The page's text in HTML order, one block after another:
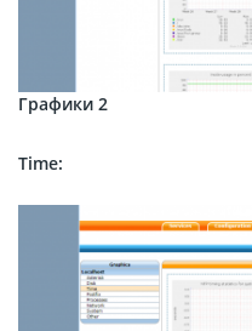
Графики 2
Time: